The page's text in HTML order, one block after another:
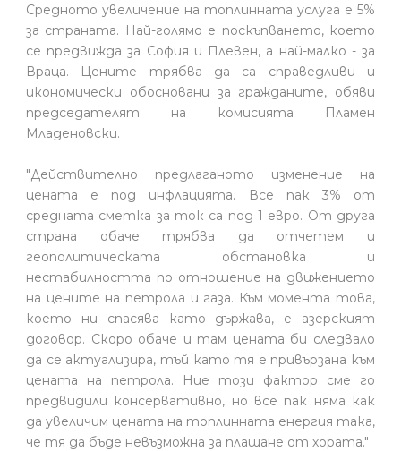
Средното увеличение на топлинната услуга е 5%
за страната. Най-голямо е поскъпването, което
се предвижда за София и Плевен, а най-малко - за
Враца. Цените трябва да са справедливи и
икономически обосновани за гражданите, обяви
председателят на комисията Пламен
Младеновски.
"Действително предлаганото изменение на
цената е под инфлацията. Все пак 3% от
средната сметка за ток са под 1 евро. От друга
страна обаче трябва да отчетем и
геополитическата обстановка и
нестабилността по отношение на движението
на цените на петрола и газа. Към момента това,
което ни спасява като държава, е азерският
договор. Скоро обаче и там цената би следвало
да се актуализира, тъй като тя е привързана към
цената на петрола. Ние този фактор сме го
предвидили консервативно, но все пак няма как
да увеличим цената на топлинната енергия така,
че тя да бъде невъзможна за плащане от хората."